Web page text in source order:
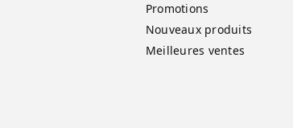
Promotions
Nouveaux produits
Meilleures ventes